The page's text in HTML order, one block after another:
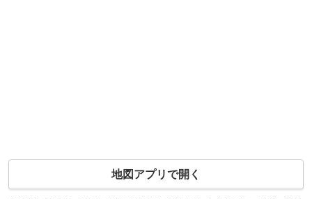
地図アプリで開く